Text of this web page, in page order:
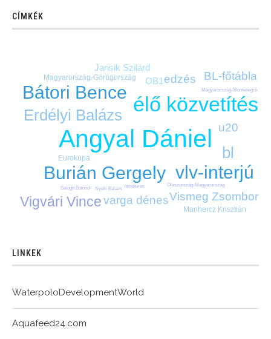
CÍMKÉK
Angyal Dániel
élő közvetítés
Burián Gergely
Bátori Bence
vlv-interjú
bl
Erdélyi Balázs
Vigvári Vince
BL-főtábla
edzés
u20
varga dénesVismeg Zsombor
Jansik Szilárd
OB1
Eurokupa
Magyarország-Görögország
Manhercz Krisztián
Balogh Botond
Magyarország-Montenegró
Nyéki Balázs
Olaszország-Magyarország
ötméteres
LINKEK
WaterpoloDevelopmentWorld
Aquafeed24.com